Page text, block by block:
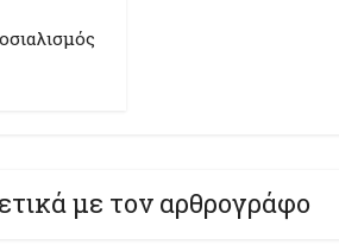
με τον αρθρογράφο